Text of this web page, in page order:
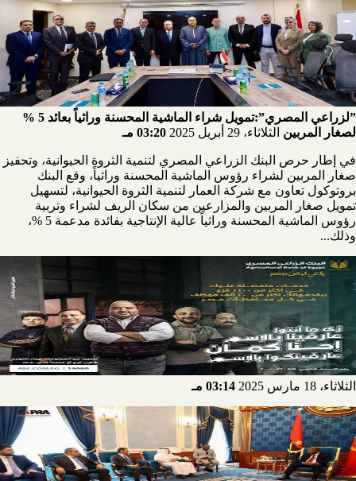
”لزراعي المصري”:تمويل شراء الماشية المحسنة وراثياً بعائد 5 %
لصغار المربين الثلاثاء، 29 أبريل 2025 03:20 مـ
في إطار حرص البنك الزراعي المصري لتنمية الثروة الحيوانية، وتحفيز
صغار المربين لشراء رؤوس الماشية المحسنة وراثياً، وقع البنك
بروتوكول تعاون مع شركة العمار لتنمية الثروة الحيوانية، لتسهيل
تمويل صغار المربين والمزارعين من سكان الريف لشراء وتربية
رؤوس الماشية المحسنة وراثياً عالية الإنتاجية بفائدة مدعمة 5 %،
وذلك...
الثلاثاء، 18 مارس 2025 03:14 مـ